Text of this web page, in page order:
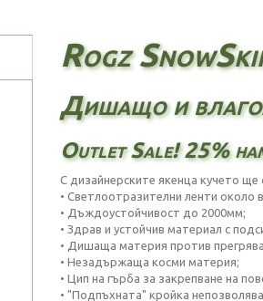
Rogz
Дишащо и
Outlet Sale! 25%
С дизайнерските якенца кучето
• Светлоотразителни ленти около
• Дъждоустойчивост до 2000мм;
• Здрав и устойчив материал с
• Дишаща материя против
• Незадържаща косми материя;
• Цип на гърба за закрепване на
• "Подпъхната" кройка